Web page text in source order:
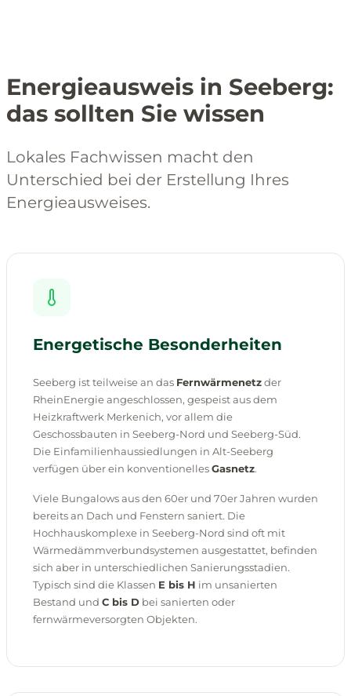
Energieausweis in Seeberg:
das sollten Sie wissen
Lokales Fachwissen macht den
Unterschied bei der Erstellung Ihres
Energieausweises.
Energetische Besonderheiten
Seeberg ist teilweise an das Fernwärmenetzder
RheinEnergie angeschlossen, gespeist aus dem
Heizkraftwerk Merkenich, vor allem die
Geschossbauten in Seeberg-Nord und Seeberg-Süd.
Die Einfamilienhaussiedlungen in Alt-Seeberg
verfügen über ein konventionellesGasnetz.
Viele Bungalows aus den 60er und 70er Jahren wurden
bereits an Dach und Fenstern saniert. Die
Hochhauskomplexe in Seeberg-Nord sind oft mit
Wärmedämmverbundsystemen ausgestattet, befinden
sich aber in unterschiedlichen Sanierungsstadien.
Typisch sind die Klassen E bis H im unsanierten
Bestand und C bis Dbei sanierten oder
fernwärmeversorgten Objekten.